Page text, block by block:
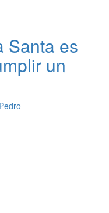
Santa es
un